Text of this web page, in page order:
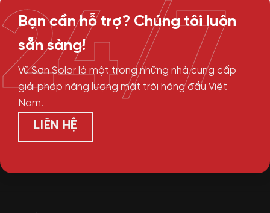
Bạn cần hỗ trợ? Chúng tôi luôn
sẵn sàng!
Vũ Sơn Solar là một trong những nhà cung cấp
giải pháp năng lượng mặt trời hàng đầu Việt
Nam.
LIÊN HỆ
24/7